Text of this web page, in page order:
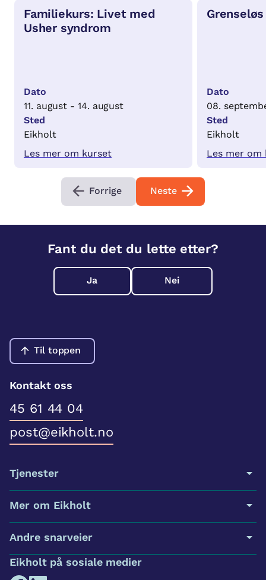
Familiekurs: Livet med
Usher syndrom
Dato
11. august - 14. august
Sted
Eikholt
Les mer om kurset
Dato
08.
Sted
Eikholt
Les mer om
Forrige Neste
Fant du det du lette etter?
Ja Nei
Til toppen
Kontakt oss
45 61 44 04
post@eikholt.no
Tjenester
Mer om Eikholt
Andre snarveier
Eikholt på sosiale medier